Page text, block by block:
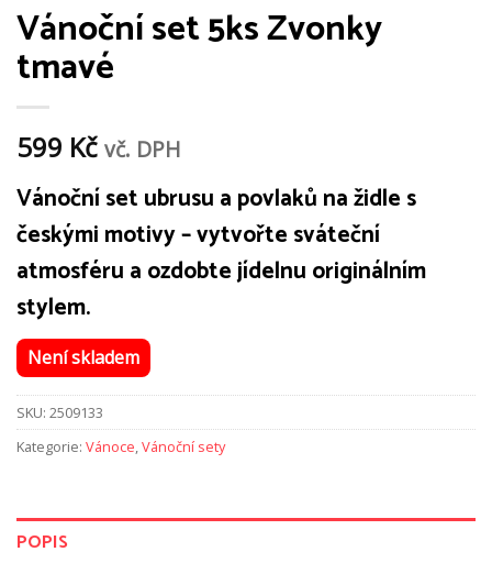
Vánoční set 5ks Zvonky
tmavé
599 Kč vč. DPH
Vánoční set ubrusu a povlaků na židle s
českými motivy – vytvořte sváteční
atmosféru a ozdobte jídelnu originálním
stylem.
Není skladem
SKU: 2509133
Kategorie: Vánoce,Vánoční sety
POPIS